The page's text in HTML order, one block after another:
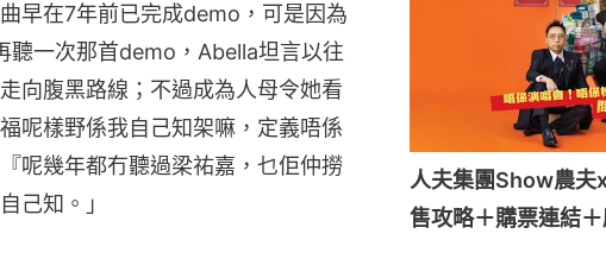
早在7年前已完成demo，可是因為
聽一次那首demo，Abella坦言以往
向腹黑路線；不過成為人母令她看
呢樣野係我自己知架嘛，定義唔係
呢幾年都冇聽過梁祐嘉，乜佢仲撈
己知。」
人夫集團Show農夫
售攻略＋購票連結